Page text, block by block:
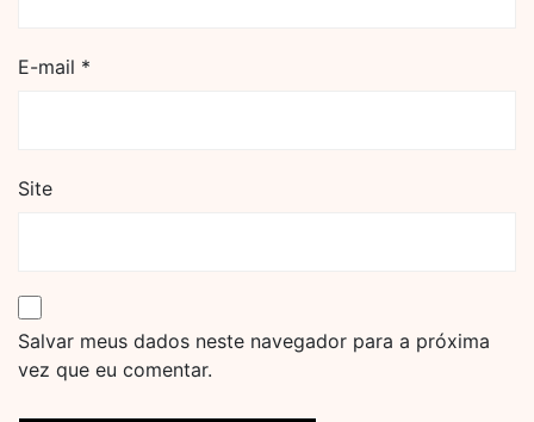
E-mail *
Site
Salvar meus dados neste navegador para a próxima
vez que eu comentar.